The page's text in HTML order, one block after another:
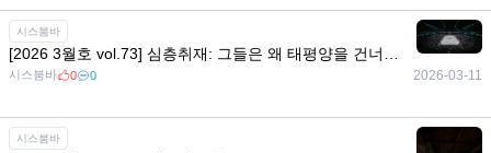
시스붐바
시스붐바 0 0 2026-03-11
시스붐바